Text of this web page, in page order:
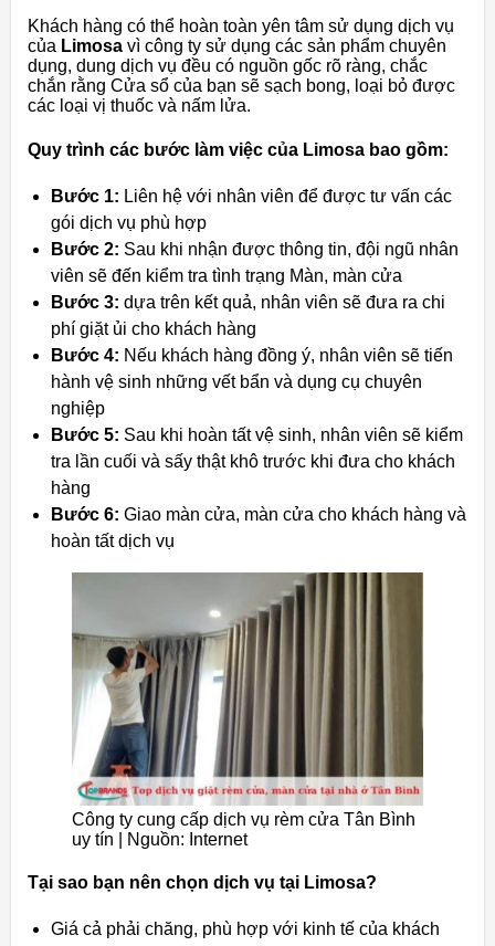
Khách hàng có thể hoàn toàn yên tâm sử dụng dịch vụ
của Limosa vì công ty sử dụng các sản phẩm chuyên
dụng, dung dịch vụ đều có nguồn gốc rõ ràng, chắc
chắn rằng Cửa sổ của bạn sẽ sạch bong, loại bỏ được
các loại vị thuốc và nấm lửa.
Quy trình các bước làm việc của Limosa bao gồm:
Bước 1: Liên hệ với nhân viên để được tư vấn các
gói dịch vụ phù hợp
Bước 2: Sau khi nhận được thông tin, đội ngũ nhân
viên sẽ đến kiểm tra tình trạng Màn, màn cửa
Bước 3: dựa trên kết quả, nhân viên sẽ đưa ra chi
phí giặt ủi cho khách hàng
Bước 4: Nếu khách hàng đồng ý, nhân viên sẽ tiến
hành vệ sinh những vết bẩn và dụng cụ chuyên
nghiệp
Bước 5: Sau khi hoàn tất vệ sinh, nhân viên sẽ kiểm
tra lần cuối và sấy thật khô trước khi đưa cho khách
hàng
Bước 6: Giao màn cửa, màn cửa cho khách hàng và
hoàn tất dịch vụ
Công ty cung cấp dịch vụ rèm cửa Tân Bình
uy tín |
Nguồn: Internet
Tại sao bạn nên chọn dịch vụ tại Limosa?
Giá cả phải chăng, phù hợp với kinh tế của khách